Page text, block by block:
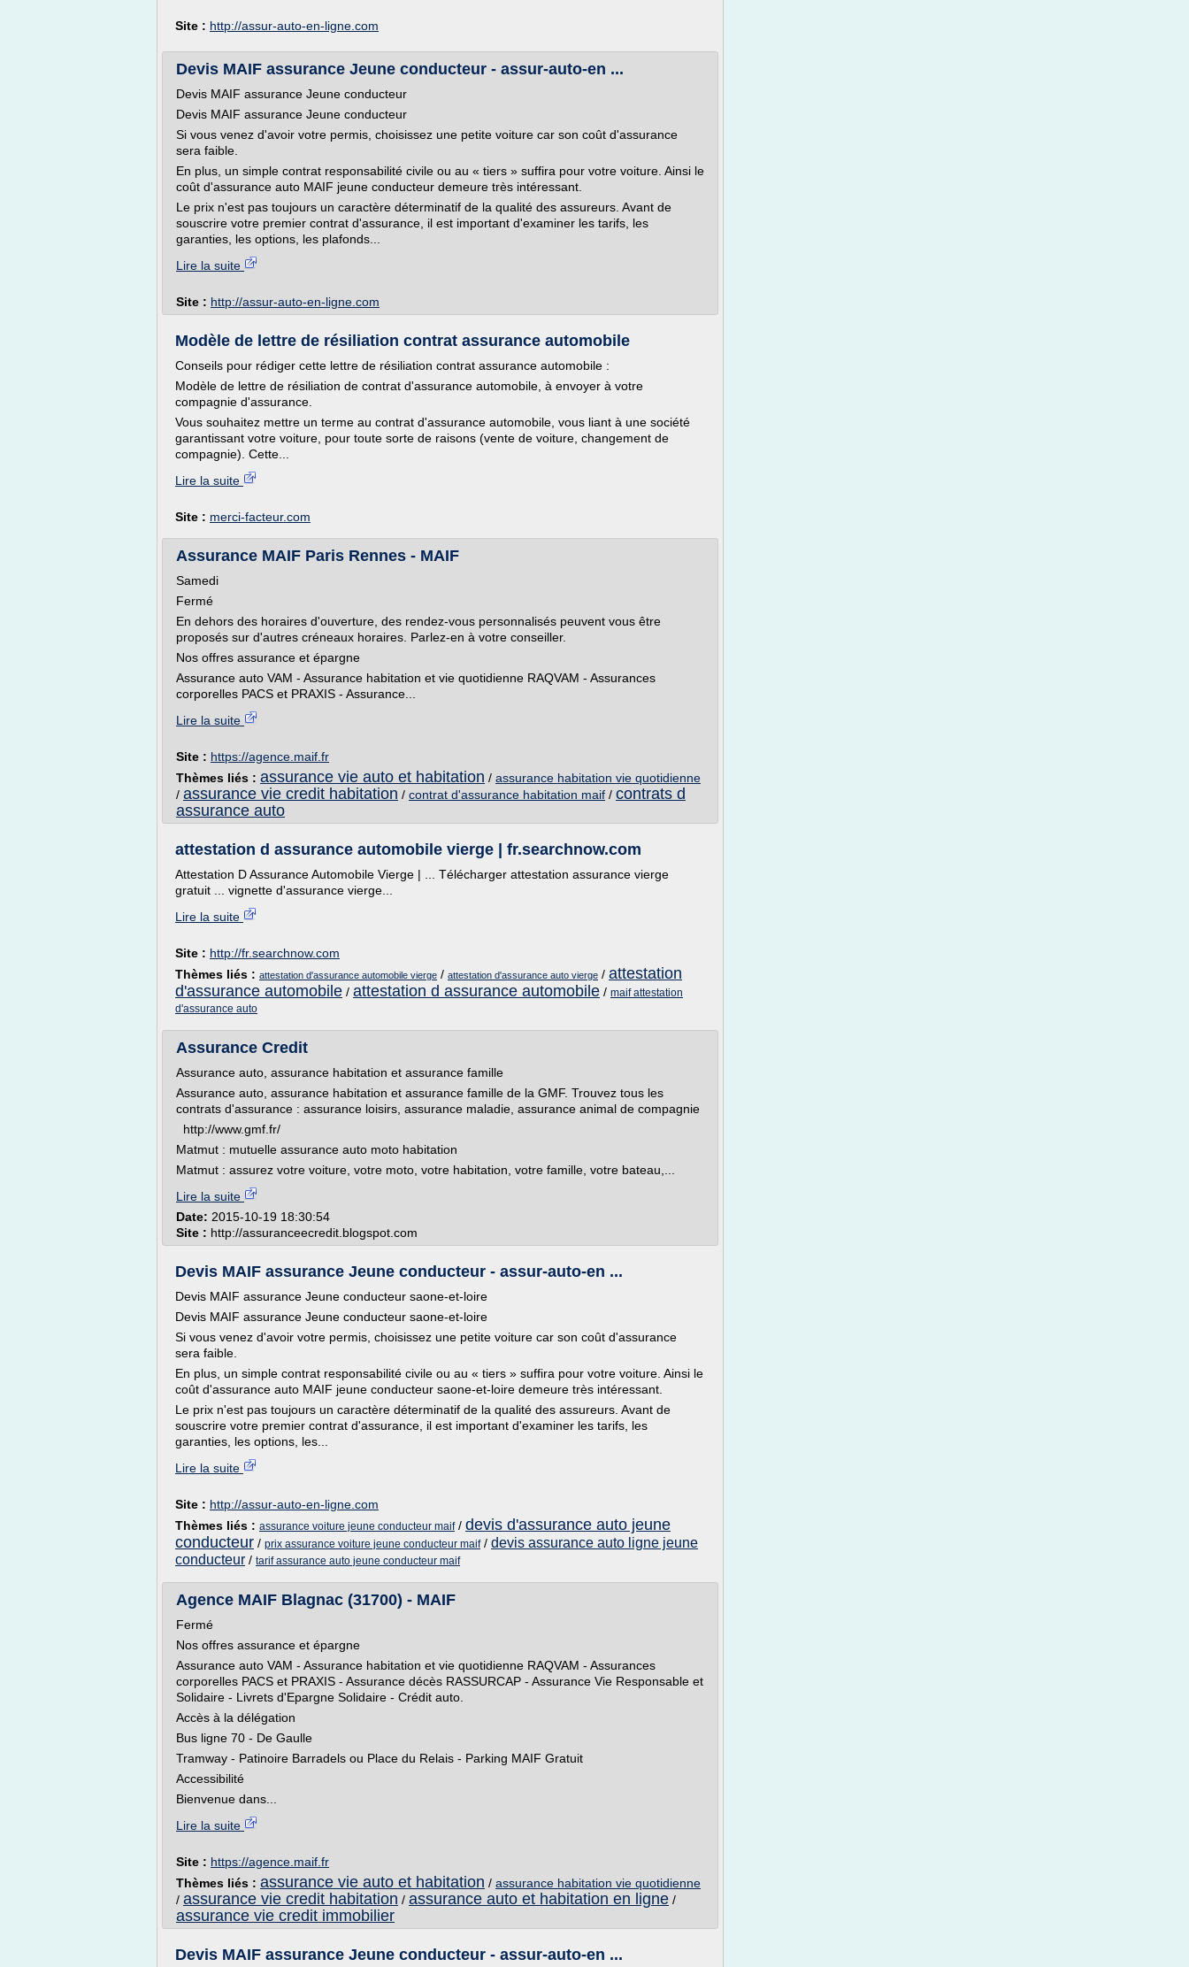
Site : http://assur-auto-en-ligne.com
Devis MAIF assurance Jeune conducteur - assur-auto-en ...
Devis MAIF assurance Jeune conducteur
Devis MAIF assurance Jeune conducteur
Si vous venez d'avoir votre permis, choisissez une petite voiture car son coût d'assurance
sera faible.
En plus, un simple contrat responsabilité civile ou au « tiers » suffira pour votre voiture. Ainsi le
coût d'assurance auto MAIF jeune conducteur demeure très intéressant.
Le prix n'est pas toujours un caractère déterminatif de la qualité des assureurs. Avant de
souscrire votre premier contrat d'assurance, il est important d'examiner les tarifs, les
garanties, les options, les plafonds...
Lire la suite
Site : http://assur-auto-en-ligne.com
Modèle de lettre de résiliation contrat assurance automobile
Conseils pour rédiger cette lettre de résiliation contrat assurance automobile :
Modèle de lettre de résiliation de contrat d'assurance automobile, à envoyer à votre
compagnie d'assurance.
Vous souhaitez mettre un terme au contrat d'assurance automobile, vous liant à une société
garantissant votre voiture, pour toute sorte de raisons (vente de voiture, changement de
compagnie). Cette...
Lire la suite
Site : merci-facteur.com
Assurance MAIF Paris Rennes - MAIF
Samedi
Fermé
En dehors des horaires d'ouverture, des rendez-vous personnalisés peuvent vous être
proposés sur d'autres créneaux horaires. Parlez-en à votre conseiller.
Nos offres assurance et épargne
Assurance auto VAM - Assurance habitation et vie quotidienne RAQVAM - Assurances
corporelles PACS et PRAXIS - Assurance...
Lire la suite
Site : https://agence.maif.fr
Thèmes liés : assurance vie auto et habitation / assurance habitation vie quotidienne
/ assurance vie credit habitation / contrat d'assurance habitation maif / contrats d
assurance auto
attestation d assurance automobile vierge | fr.searchnow.com
Attestation D Assurance Automobile Vierge | ... Télécharger attestation assurance vierge
gratuit ... vignette d'assurance vierge...
Lire la suite
Site : http://fr.searchnow.com
Thèmes liés : attestation d'assurance automobile vierge / attestation d'assurance auto vierge / attestation
d'assurance automobile / attestation d assurance automobile / maif attestation
d'assurance auto
Assurance Credit
Assurance auto, assurance habitation et assurance famille
Assurance auto, assurance habitation et assurance famille de la GMF. Trouvez tous les
contrats d'assurance : assurance loisirs, assurance maladie, assurance animal de compagnie
http://www.gmf.fr/
Matmut : mutuelle assurance auto moto habitation
Matmut : assurez votre voiture, votre moto, votre habitation, votre famille, votre bateau,...
Lire la suite
Date: 2015-10-19 18:30:54
Site : http://assuranceecredit.blogspot.com
Devis MAIF assurance Jeune conducteur - assur-auto-en ...
Devis MAIF assurance Jeune conducteur saone-et-loire
Devis MAIF assurance Jeune conducteur saone-et-loire
Si vous venez d'avoir votre permis, choisissez une petite voiture car son coût d'assurance
sera faible.
En plus, un simple contrat responsabilité civile ou au « tiers » suffira pour votre voiture. Ainsi le
coût d'assurance auto MAIF jeune conducteur saone-et-loire demeure très intéressant.
Le prix n'est pas toujours un caractère déterminatif de la qualité des assureurs. Avant de
souscrire votre premier contrat d'assurance, il est important d'examiner les tarifs, les
garanties, les options, les...
Lire la suite
Site : http://assur-auto-en-ligne.com
Thèmes liés : assurance voiture jeune conducteur maif/ devis d'assurance auto jeune
conducteur / prix assurance voiture jeune conducteur maif/ devis assurance auto ligne jeune
conducteur / tarif assurance auto jeune conducteur maif
Agence MAIF Blagnac (31700) - MAIF
Fermé
Nos offres assurance et épargne
Assurance auto VAM - Assurance habitation et vie quotidienne RAQVAM - Assurances
corporelles PACS et PRAXIS - Assurance décès RASSURCAP - Assurance Vie Responsable et
Solidaire - Livrets d'Epargne Solidaire - Crédit auto.
Accès à la délégation
Bus ligne 70 - De Gaulle
Tramway - Patinoire Barradels ou Place du Relais - Parking MAIF Gratuit
Accessibilité
Bienvenue dans...
Lire la suite
Site : https://agence.maif.fr
Thèmes liés : assurance vie auto et habitation / assurance habitation vie quotidienne
/ assurance vie credit habitation / assurance auto et habitation en ligne /
assurance vie credit immobilier
Devis MAIF assurance Jeune conducteur - assur-auto-en ...